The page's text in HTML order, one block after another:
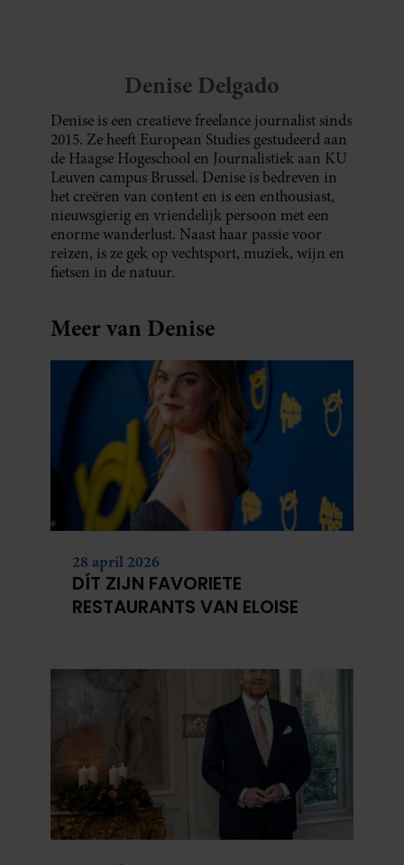
Denise Delgado
Denise is een creatieve freelance journalist sinds
2015. Ze heeft European Studies gestudeerd aan
de Haagse Hogeschool en Journalistiek aan KU
Leuven campus Brussel. Denise is bedreven in
het creëren van content en is een enthousiast,
nieuwsgierig en vriendelijk persoon met een
enorme wanderlust. Naast haar passie voor
reizen, is ze gek op vechtsport, muziek, wijn en
fietsen in de natuur.
Meer van Denise
28 april 2026
DÍT ZIJN FAVORIETE
RESTAURANTS VAN ELOISE